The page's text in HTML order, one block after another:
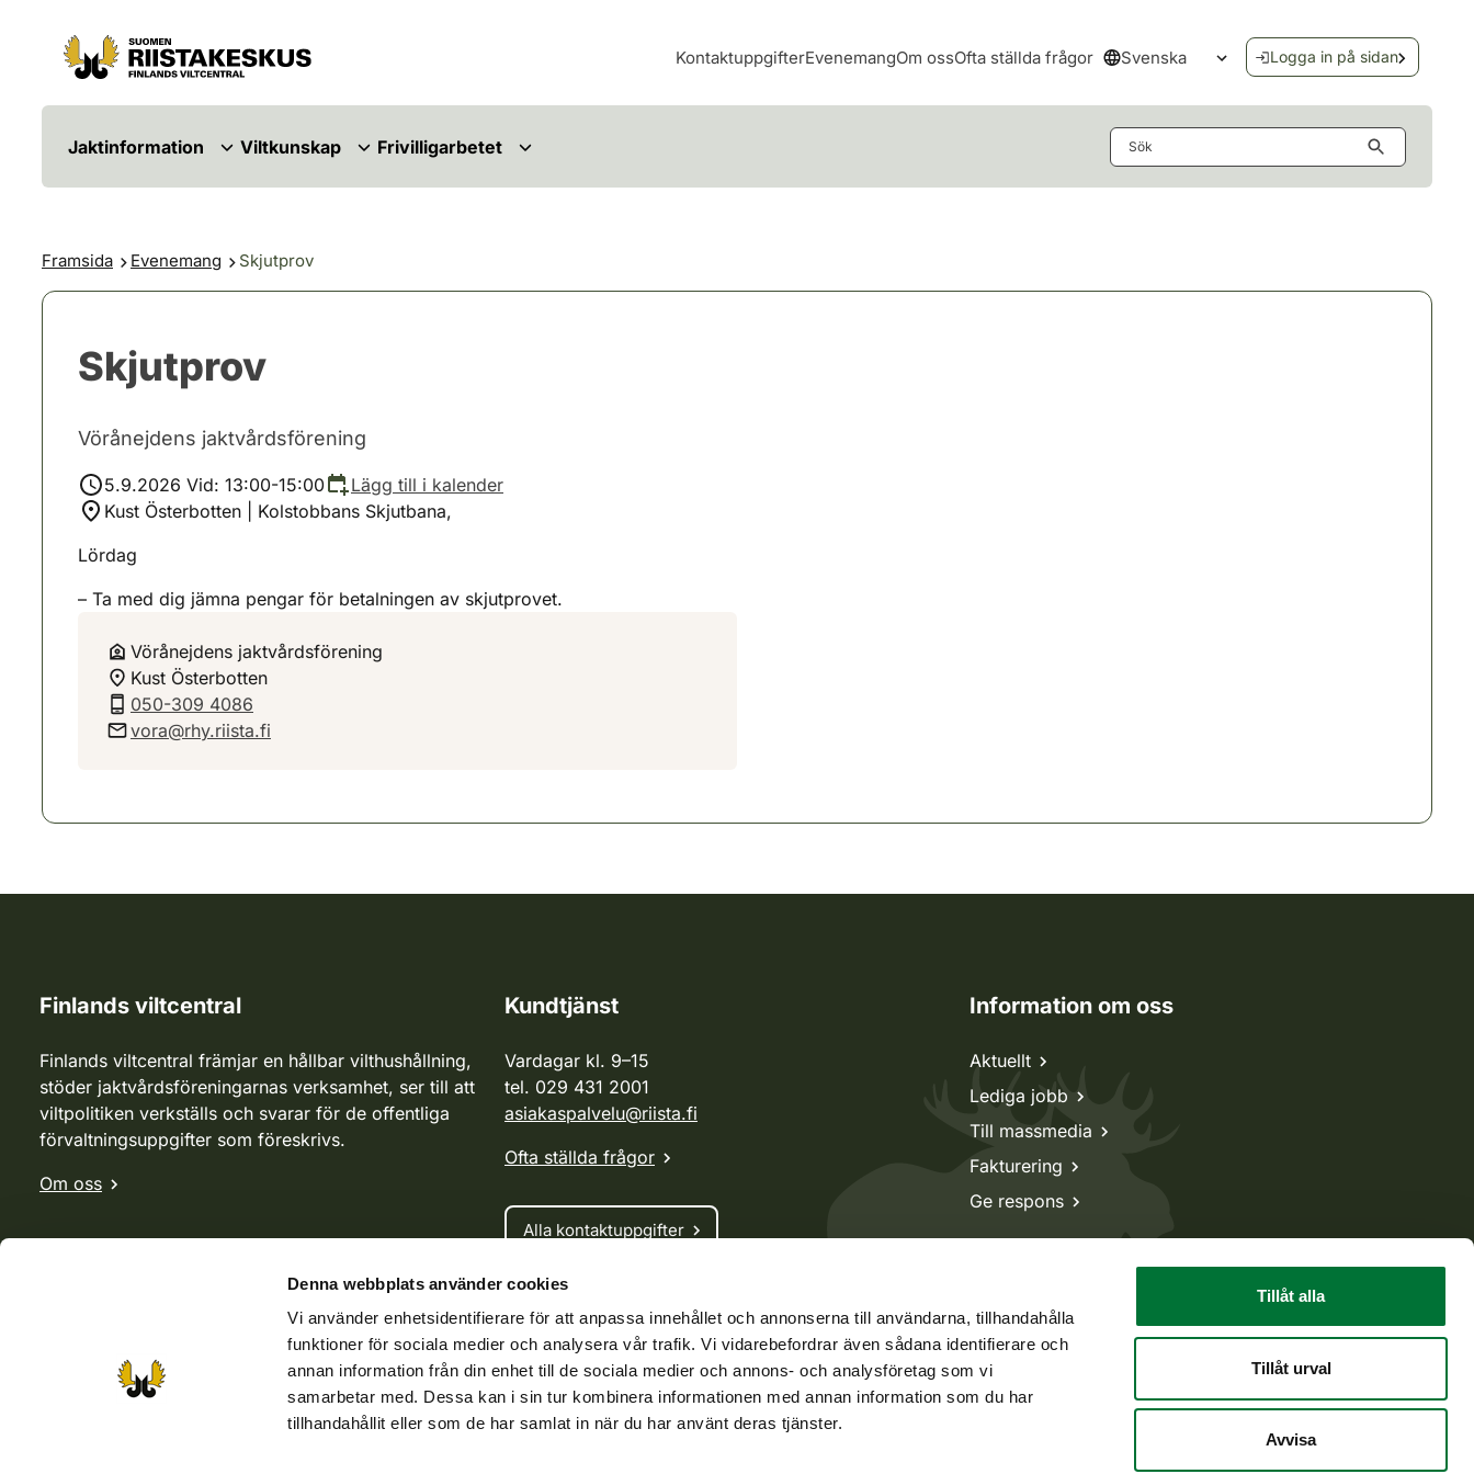
Denna webbplats använder cookies
Vi använder enhetsidentifierare för att anpassa innehållet och annonserna till användarna, tillhandahålla
funktioner för sociala medier och analysera vår trafik. Vi vidarebefordrar även sådana identifierare och
annan information från din enhet till de sociala medier och annons- och analysföretag som vi
samarbetar med. Dessa kan i sin tur kombinera informationen med annan information som du har
tillhandahållit eller som de har samlat in när du har använt deras tjänster.
Tillåt alla
Tillåt urval
Avvisa
Hoppa till innehåll
Gå till webbplatskartan
KontaktuppgifterEvenemangOm ossOfta ställda frågor Svenska
Öppna språkmenyn
Logga in på sidan
Jaktinformation Viltkunskap Frivilligarbetet
Framsida Evenemang Skjutprov
Skjutprov
Vörånejdens jaktvårdsförening
5.9.2026 Vid: 13:00-15:00
Lägg till i kalender
Kust Österbotten | Kolstobbans Skjutbana,
Lördag
– Ta med dig jämna pengar för betalningen av skjutprovet.
Vörånejdens jaktvårdsförening
Kust Österbotten
050-309 4086
vora@rhy.riista.fi
Finlands viltcentral
Finlands viltcentral främjar en hållbar vilthushållning,
stöder jaktvårdsföreningarnas verksamhet, ser till att
viltpolitiken verkställs och svarar för de offentliga
förvaltningsuppgifter som föreskrivs.
Om oss
Kundtjänst
Vardagar kl. 9–15
tel. 029 431 2001
asiakaspalvelu@riista.fi
Ofta ställda frågor
Alla kontaktuppgifter
Jaktkort
Oma riista -tjänsten
Ansökan om licenser och dispenser
Information om oss
Aktuellt
Lediga jobb
Till massmedia
Fakturering
Ge respons